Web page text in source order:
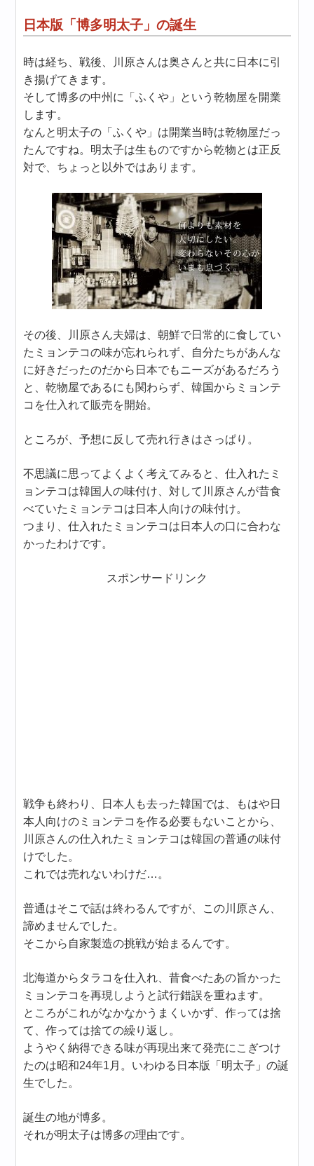
日本版「博多明太子」の誕生
時は経ち、戦後、川原さんは奥さんと共に日本に引
き揚げてきます。
そして博多の中州に「ふくや」という乾物屋を開業
します。
なんと明太子の「ふくや」は開業当時は乾物屋だっ
たんですね。明太子は生ものですから乾物とは正反
対で、ちょっと以外ではあります。
その後、川原さん夫婦は、朝鮮で日常的に食してい
たミョンテコの味が忘れられず、自分たちがあんな
に好きだったのだから日本でもニーズがあるだろう
と、乾物屋であるにも関わらず、韓国からミョンテ
コを仕入れて販売を開始。
ところが、予想に反して売れ行きはさっぱり。
不思議に思ってよくよく考えてみると、仕入れたミ
ョンテコは韓国人の味付け、対して川原さんが昔食
べていたミョンテコは日本人向けの味付け。
つまり、仕入れたミョンテコは日本人の口に合わな
かったわけです。
スポンサードリンク
戦争も終わり、日本人も去った韓国では、もはや日
本人向けのミョンテコを作る必要もないことから、
川原さんの仕入れたミョンテコは韓国の普通の味付
けでした。
これでは売れないわけだ…。
普通はそこで話は終わるんですが、この川原さん、
諦めませんでした。
そこから自家製造の挑戦が始まるんです。
北海道からタラコを仕入れ、昔食べたあの旨かった
ミョンテコを再現しようと試行錯誤を重ねます。
ところがこれがなかなかうまくいかず、作っては捨
て、作っては捨ての繰り返し。
ようやく納得できる味が再現出来て発売にこぎつけ
たのは昭和24年1月。いわゆる日本版「明太子」の誕
生でした。
誕生の地が博多。
それが明太子は博多の理由です。